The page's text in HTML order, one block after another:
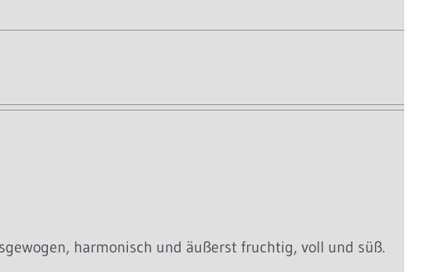
harmonisch und äußerst fruchtig, voll und süß.